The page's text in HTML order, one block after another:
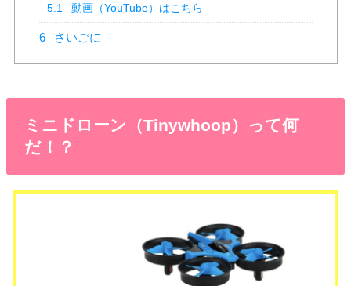
5.1 動画（YouTube）はこちら
6 さいごに
ミニドローン（Tinywhoop）って何
だ！？